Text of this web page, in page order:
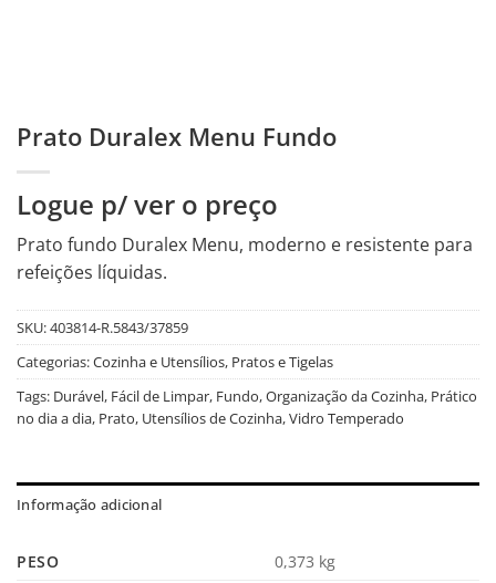
Prato Duralex Menu Fundo
Logue p/ ver o preço
Prato fundo Duralex Menu, moderno e resistente para
refeições líquidas.
SKU:403814-R.5843/37859
Categorias:Cozinha e Utensílios, Pratos e Tigelas
Tags: Durável, Fácil de Limpar, Fundo,Organização da Cozinha, Prático
no dia a dia, Prato, Utensílios de Cozinha,Vidro Temperado
Informação adicional
PESO
0,373 kg